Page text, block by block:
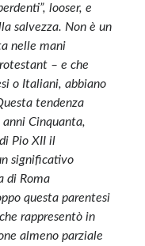
looser, e
salvezza. Non è un
nelle mani
– e che
o Italiani, abbiano
tendenza
Cinquanta,
Pio XII il
significativo
di Roma
questa parentesi
rappresentò in
almeno parziale